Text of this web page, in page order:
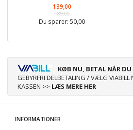
139,00
189,00
Du sparer: 50,00
KØB NU, BETAL NÅR DU
GEBYRFRI DELBETALING / VÆLG VIABILL
KASSEN >> LÆS MERE HER
INFORMATIONER